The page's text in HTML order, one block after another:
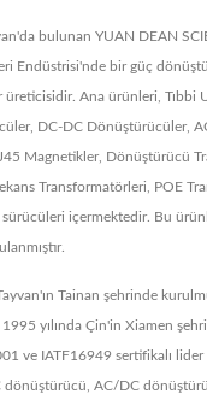
bulunan YUAN DEAN
Endüstrisi'nde bir güç
üreticisidir. Ana ürünleri, Tıbbi
DC-DC Dönüştürücüler,
Magnetikler, Dönüştürücü
Transformatörleri, POE
içermektedir. Bu
Tainan şehrinde
yılında Çin'in Xiamen
ve IATF16949 sertifikalı
dönüştürücü, AC/DC